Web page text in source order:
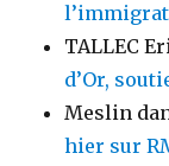
TALLEC
d’Or,
Meslin
hier sur